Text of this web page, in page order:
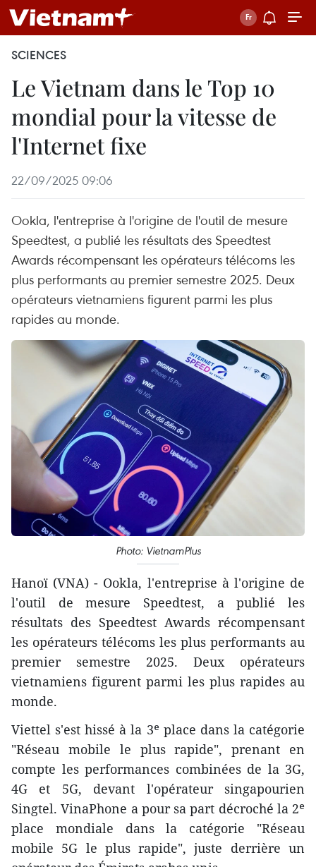
SCIENCES
Le Vietnam dans le Top 10
mondial pour la vitesse de
l'Internet fixe
22/09/2025 09:06
Ookla, l'entreprise à l'origine de l'outil de mesure
Speedtest, a publié les résultats des Speedtest
Awards récompensant les opérateurs télécoms les
plus performants au premier semestre 2025. Deux
opérateurs vietnamiens figurent parmi les plus
rapides au monde.
Photo: VietnamPlus
Hanoï (VNA) - Ookla, l'entreprise à l'origine de
l'outil de mesure Speedtest, a publié les
résultats des Speedtest Awards récompensant
les opérateurs télécoms les plus performants au
premier semestre 2025. Deux opérateurs
vietnamiens figurent parmi les plus rapides au
monde.
Viettel s'est hissé à la 3ᵉ place dans la catégorie
"Réseau mobile le plus rapide", prenant en
compte les performances combinées de la 3G,
4G et 5G, devant l'opérateur singapourien
Singtel. VinaPhone a pour sa part décroché la 2ᵉ
place mondiale dans la catégorie "Réseau
mobile 5G le plus rapide", juste derrière un